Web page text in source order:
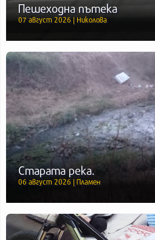
Пешеходна пътека
07 август 2026 | Николова
Старата река.
06 август 2026 | Пламен